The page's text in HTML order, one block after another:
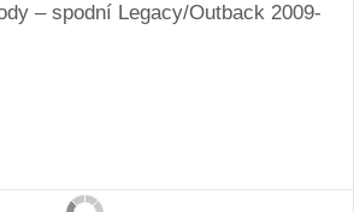
– spodní Legacy/Outback 2009-